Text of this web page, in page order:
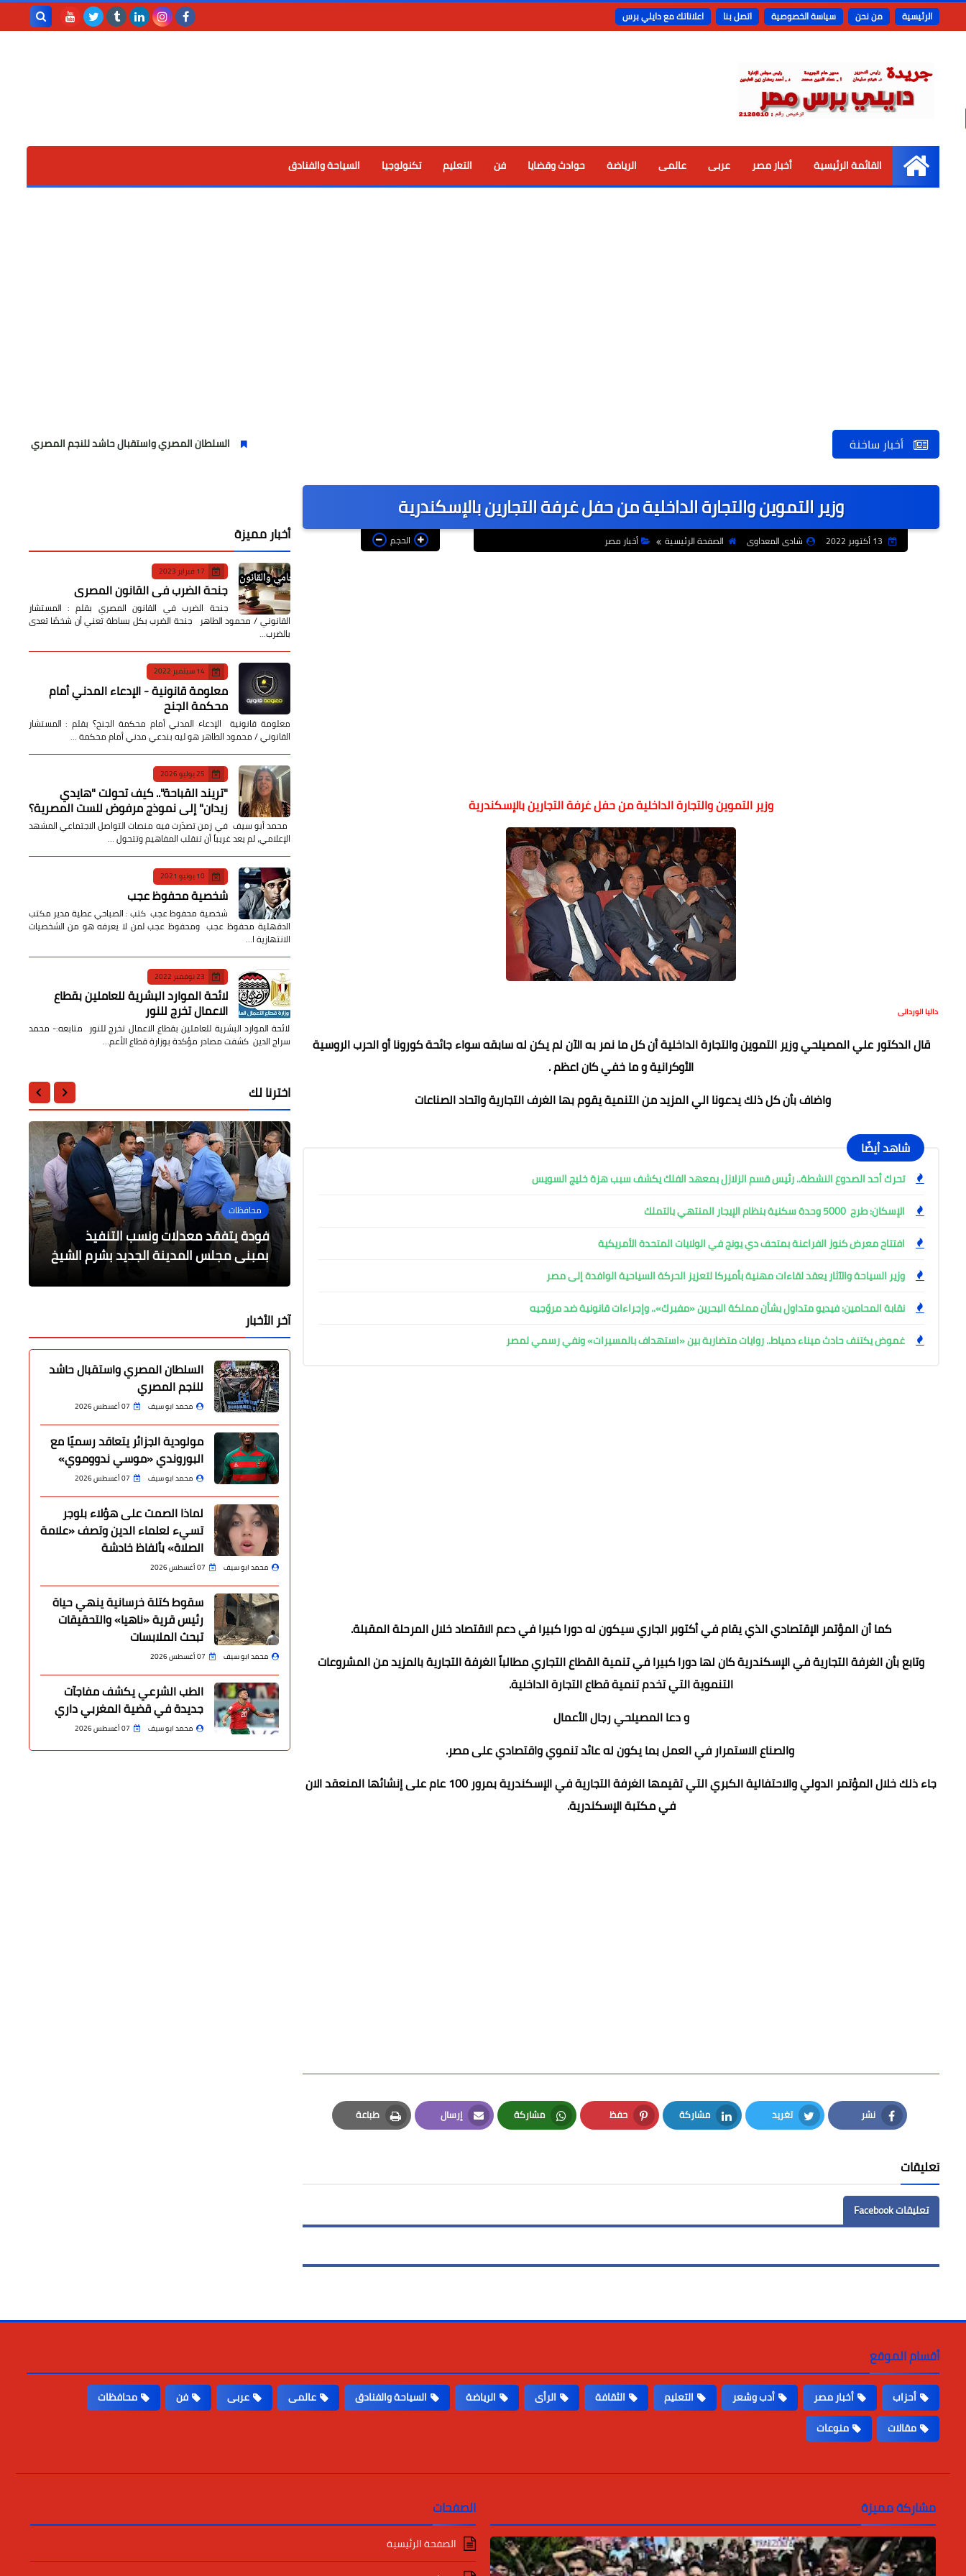
الرئيسية من نحن سياسة الخصوصية اتصل بنا اعلاناتك مع دايلي برس
الرئيسية
القائمة الرئيسية أخبار مصر عربى عالمى الرياضة حوادث وقضايا فن التعليم تكنولوجيا السياحة والفنادق
أخبار ساخنة السلطان المصري واستقبال حاشد للنجم المصري مولودية
وزير التموين والتجارة الداخلية من حفل غرفة التجارين بالإسكندرية
شادى المعداوى الصفحة الرئيسية أخبار مصر الحجم
وزير التموين والتجارة الداخلية من حفل غرفة التجارين بالإسكندرية
داليا الوردانى
قال الدكتور علي المصيلحي وزير التموين والتجارة الداخلية أن كل ما نمر به الآن لم يكن له سابقه سواء جائحة كورونا أو الحرب الروسية
الأوكرانية و ما خفي كان اعظم .
واضاف بأن كل ذلك يدعونا الي المزيد من التنمية يقوم بها الغرف التجارية واتحاد الصناعات
شاهد أيضًا
تحرك أحد الصدوع النشطة.. رئيس قسم الزلازل بمعهد الفلك يكشف سبب هزة خليج السويس
الإسكان: طرح 5000 وحدة سكنية بنظام الإيجار المنتهي بالتملك
افتتاح معرض كنوز الفراعنة بمتحف دي يونج في الولايات المتحدة الأمريكية
وزير السياحة والآثار يعقد لقاءات مهنية بأميركا لتعزيز الحركة السياحية الوافدة إلى مصر
نقابة المحامين: فيديو متداول بشأن مملكة البحرين «مفبرك».. وإجراءات قانونية ضد مروّجيه
غموض يكتنف حادث ميناء دمياط.. روايات متضاربة بين «استهداف بالمسيرات» ونفي رسمي لمصر
كما أن المؤتمر الإقتصادي الذي يقام في أكتوبر الجاري سيكون له دورا كبيرا في دعم الاقتصاد خلال المرحلة المقبلة.
وتابع بأن الغرفة التجارية في الإسكندرية كان لها دورا كبيرا في تنمية القطاع التجاري مطالباً الغرفة التجارية بالمزيد من المشروعات
التنموية التي تخدم تنمية قطاع التجارة الداخلية.
و دعا المصيلحي رجال الأعمال
والصناع الاستمرار في العمل بما يكون له عائد تنموي واقتصادي على مصر.
جاء ذلك خلال المؤتمر الدولي والاحتفالية الكبري التي تقيمها الغرفة التجارية في الإسكندرية بمرور 100 عام على إنشائها المنعقد الان
في مكتبة الإسكندرية.
نشر
Facebook
تغريد
Twitter
مشاركة
LinkedIn
حفظ
Pinterest
مشاركة
Whatsapp
إرسال
Email
طباعة
Print
تعليقات
تعليقات Facebook
أخبار مميزة
17 فبراير 2023
جنحة الضرب في القانون المصري
جنحة الضرب في القانون المصري بقلم : المستشار
القانوني / محمود الطاهر جنحة الضرب بكل بساطة تعني أن شخصًا تعدى
بالضرب…
14 سبتمبر 2022
معلومة قانونية - الإدعاء المدني أمام
محكمة الجنح
معلومة قانونية الإدعاء المدني أمام محكمة الجنح؟ بقلم : المستشار
القانوني / محمود الطاهر هو ليه بندعي مدني أمام محكمة …
25 يوليو 2026
​"تريند القباحة".. كيف تحولت "هايدي
زيدان" إلى نموذج مرفوض للست المصرية؟
​ محمد أبو سيف ​في زمن تصدّرت فيه منصات التواصل الاجتماعي المشهد
الإعلامي، لم يعد غريباً أن تنقلب المفاهيم وتتحول …
10 يونيو 2021
شخصية محفوظ عجب
شخصية محفوظ عجب كتب : الصباحي عطية مدير مكتب
الدقهلية محفوظ عجب ومحفوظ عجب لمن لا يعرفه هو من الشخصيات
الانتهازية ا…
23 نوفمبر 2022
لائحة الموارد البشرية للعاملين بقطاع
الاعمال تخرج للنور
لائحة الموارد البشرية للعاملين بقطاع الاعمال تخرج للنور متابعه:- محمد
سراج الدين كشفت مصادر مؤكدة بوزارة قطاع الأعم…
اخترنا لك
محافظات
فودة يتفقد معدلات ونسب التنفيذ
بمبنى مجلس المدينة الجديد بشرم الشيخ
أخبار مصر
وزير التجارة والصناعة يلتقي رئيس الهيئة
العامة للاستثمار
التعليم
وزير التعليم العالي يشهد إطلاق برنامج
تدريبي للطلاب ذوي الهمم
الرياضة
صلاح ينتظره إنجاز جديد أمام مانشستر
يونايتد
أخبار مصر
اليوم بدء تسجيل التحويلات بمشروع "بيت
الوطن" للمصريين بالخارج
آخر الأخبار
السلطان المصري واستقبال حاشد
للنجم المصري
محمد ابو سيف 07 أغسطس 2026
مولودية الجزائر يتعاقد رسميًا مع
البوروندي «موسي ندووموي»
محمد ابو سيف 07 أغسطس 2026
لماذا الصمت على هؤلاء بلوجر
تسيء لعلماء الدين وتصف «علامة
الصلاة» بألفاظ خادشة
محمد ابو سيف 07 أغسطس 2026
سقوط كتلة خرسانية ينهي حياة
رئيس قرية «ناهيا» والتحقيقات
تبحث الملابسات
محمد ابو سيف 07 أغسطس 2026
الطب الشرعي يكشف مفاجآت
جديدة في قضية المغربي داري
محمد ابو سيف 07 أغسطس 2026
أقسام الموقع
أحزاب أخبار مصر أدب وشعر التعليم الثقافة الرأى الرياضة السياحة والفنادق عالمى عربى فن
محافظات
مقالات
منوعات
مشاركة مميزة الصفحات
الصفحة الرئيسية